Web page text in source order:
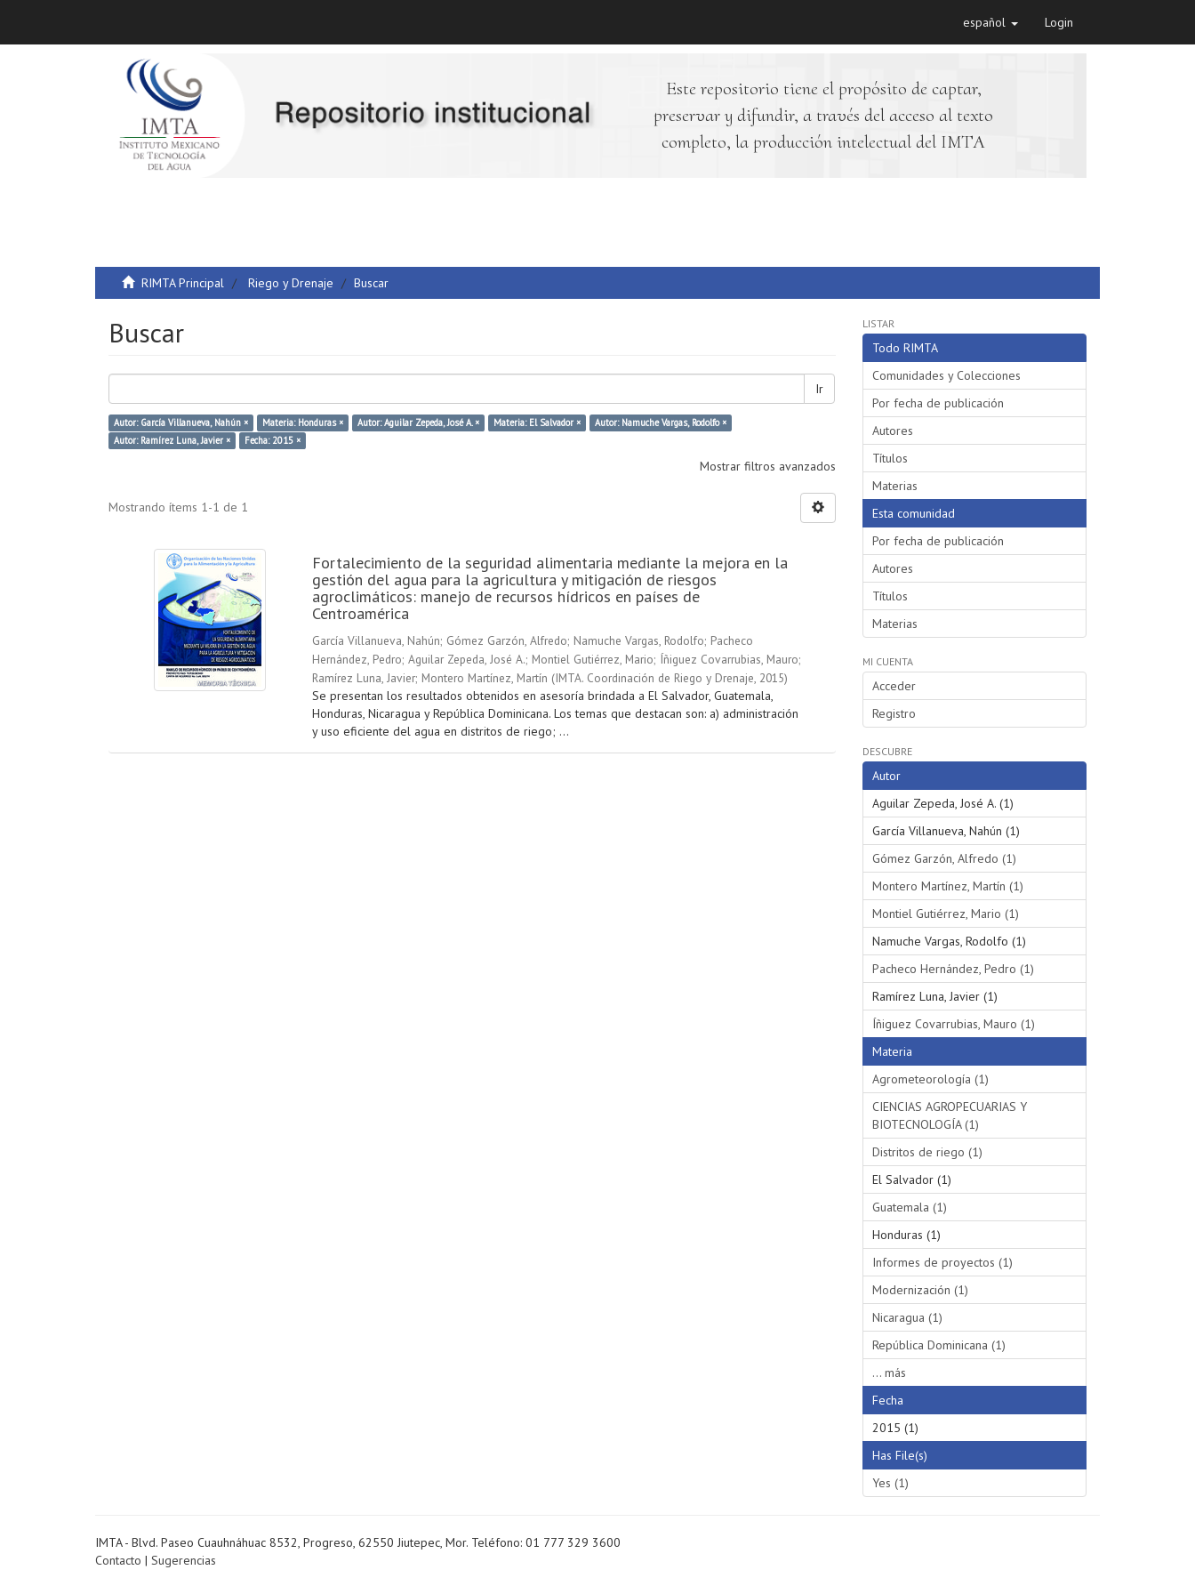
español Login
Este repositorio tiene el propósito de captar,
preservar y difundir, a través del acceso al texto
completo, la producción intelectual del IMTA
RIMTA Principal Riego y Drenaje Buscar
Buscar
Ir
Autor: García Villanueva, Nahún × Materia: Honduras × Autor: Aguilar Zepeda, José A. × Materia: El Salvador ×
Autor: Namuche Vargas, Rodolfo ×
Autor: Ramírez Luna, Javier ×
Fecha: 2015 ×
Mostrar filtros avanzados
Mostrando ítems 1-1 de 1
Fortalecimiento de la seguridad alimentaria mediante la mejora en la
gestión del agua para la agricultura y mitigación de riesgos
agroclimáticos: manejo de recursos hídricos en países de
Centroamérica
García Villanueva, Nahún; Gómez Garzón, Alfredo; Namuche Vargas, Rodolfo; Pacheco
Hernández, Pedro; Aguilar Zepeda, José A.; Montiel Gutiérrez, Mario; Íñiguez Covarrubias, Mauro;
Ramírez Luna, Javier; Montero Martínez, Martín (IMTA. Coordinación de Riego y Drenaje, 2015)
Se presentan los resultados obtenidos en asesoría brindada a El Salvador, Guatemala,
Honduras, Nicaragua y República Dominicana. Los temas que destacan son: a) administración
y uso eficiente del agua en distritos de riego; ...
LISTAR
Todo RIMTA
Comunidades y Colecciones
Por fecha de publicación
Autores
Títulos
Materias
Esta comunidad
Por fecha de publicación
Autores
Títulos
Materias
MI CUENTA
Acceder
Registro
DESCUBRE
Autor
Aguilar Zepeda, José A. (1)
García Villanueva, Nahún (1)
Gómez Garzón, Alfredo (1)
Montero Martínez, Martín (1)
Montiel Gutiérrez, Mario (1)
Namuche Vargas, Rodolfo (1)
Pacheco Hernández, Pedro (1)
Ramírez Luna, Javier (1)
Íñiguez Covarrubias, Mauro (1)
Materia
Agrometeorología (1)
CIENCIAS AGROPECUARIAS Y
BIOTECNOLOGÍA (1)
Distritos de riego (1)
El Salvador (1)
Guatemala (1)
Honduras (1)
Informes de proyectos (1)
Modernización (1)
Nicaragua (1)
República Dominicana (1)
... más
Fecha
2015 (1)
Has File(s)
Yes (1)
IMTA - Blvd. Paseo Cuauhnáhuac 8532, Progreso, 62550 Jiutepec, Mor. Teléfono: 01 777 329 3600
Contacto | Sugerencias